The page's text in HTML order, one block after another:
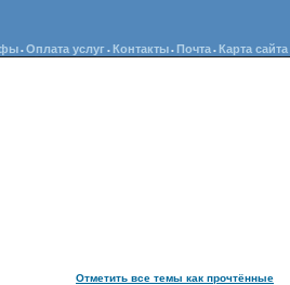
• Оплата услуг • Контакты • Почта • Карта сайта
Отметить все темы как прочтённые